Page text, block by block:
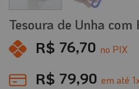
Tesoura de Unha com
R$ 76,70 no PIX
R$ 79,90 em até 1